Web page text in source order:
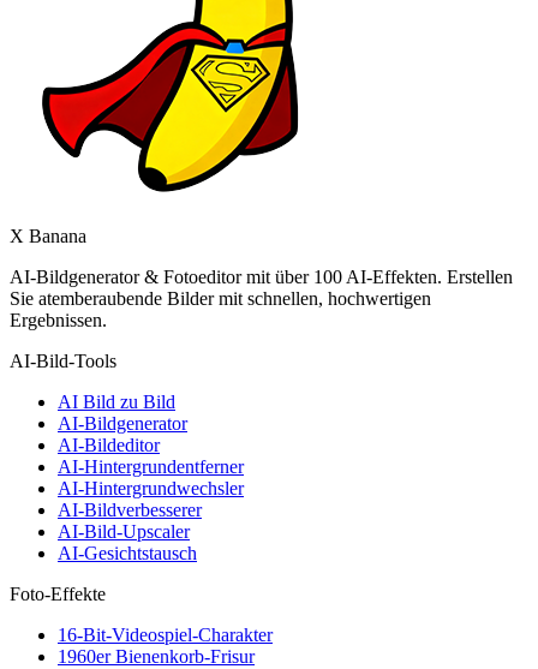
X Banana
AI-Bildgenerator & Fotoeditor mit über 100 AI-Effekten. Erstellen
Sie atemberaubende Bilder mit schnellen, hochwertigen
Ergebnissen.
AI-Bild-Tools
AI Bild zu Bild
AI-Bildgenerator
AI-Bildeditor
AI-Hintergrundentferner
AI-Hintergrundwechsler
AI-Bildverbesserer
AI-Bild-Upscaler
AI-Gesichtstausch
Foto-Effekte
16-Bit-Videospiel-Charakter
1960er Bienenkorb-Frisur